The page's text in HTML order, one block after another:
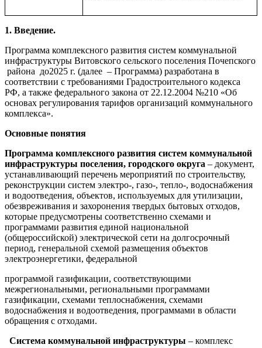
1. Введение.
Программа комплексного развития систем коммунальной
инфраструктуры Витовского сельского поселения Почепского
района до2025 г. (далее – Программа) разработана в
соответствии с требованиями Градостроительного кодекса
РФ, а также федерального закона от 22.12.2004 №210 «Об
основах регулирования тарифов организаций коммунального
комплекса».
Основные понятия
Программа комплексного развития систем коммунальной
инфраструктуры поселения, городского округа – документ,
устанавливающий перечень мероприятий по строительству,
реконструкции систем электро-, газо-, тепло-, водоснабжения
и водоотведения, объектов, используемых для утилизации,
обезвреживания и захоронения твердых бытовых отходов,
которые предусмотрены соответственно схемами и
программами развития единой национальной
(общероссийской) электрической сети на долгосрочный
период, генеральной схемой размещения объектов
электроэнергетики, федеральной
программой газификации, соответствующими
межрегиональными, региональными программами
газификации, схемами теплоснабжения, схемами
водоснабжения и водоотведения, программами в области
обращения с отходами.
Система коммунальной инфраструктуры – комплекс